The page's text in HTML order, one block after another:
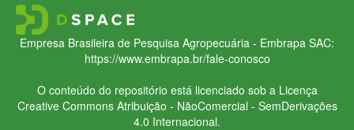
Empresa Brasileira de Pesquisa Agropecuária - Embrapa SAC:
https://www.embrapa.br/fale-conosco
O conteúdo do repositório está licenciado sob a Licença
Creative CommonsAtribuição - NãoComercial - SemDerivações
4.0 Internacional.